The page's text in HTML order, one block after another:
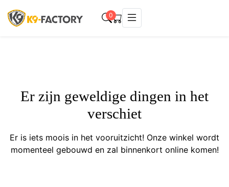
0
Er zijn geweldige dingen in het
verschiet
Er is iets moois in het vooruitzicht! Onze winkel wordt
momenteel gebouwd en zal binnenkort online komen!